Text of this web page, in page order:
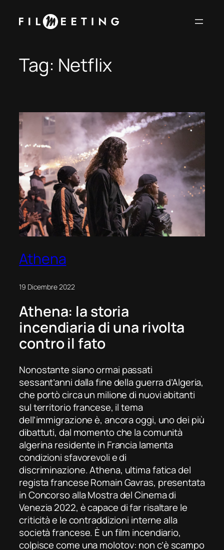
Tag: Netflix
Athena
19 Dicembre 2022
Athena: la storia
incendiaria di una rivolta
contro il fato
Nonostante siano ormai passati
sessant’anni dalla fine della guerra d’Algeria,
che portò circa un milione di nuovi abitanti
sul territorio francese, il tema
dell’immigrazione è, ancora oggi, uno dei più
dibattuti, dal momento che la comunità
algerina residente in Francia lamenta
condizioni sfavorevoli e di
discriminazione.Athena, ultima fatica del
regista francese Romain Gavras, presentata
in Concorso alla Mostra del Cinema di
Venezia 2022, è capace di far risaltare le
criticità e le contraddizioni interne alla
società francese. È un film incendiario,
colpisce come unamolotov: non c’è scampo